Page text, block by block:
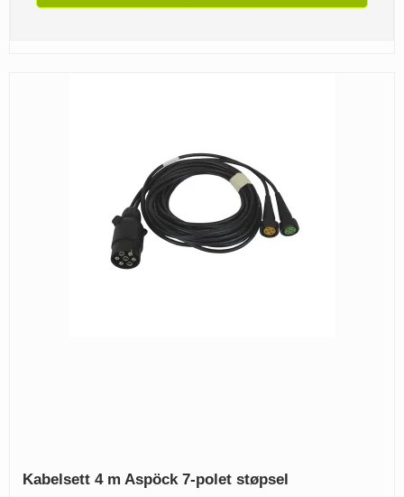
Kabelsett 4 m Aspöck 7-polet støpsel